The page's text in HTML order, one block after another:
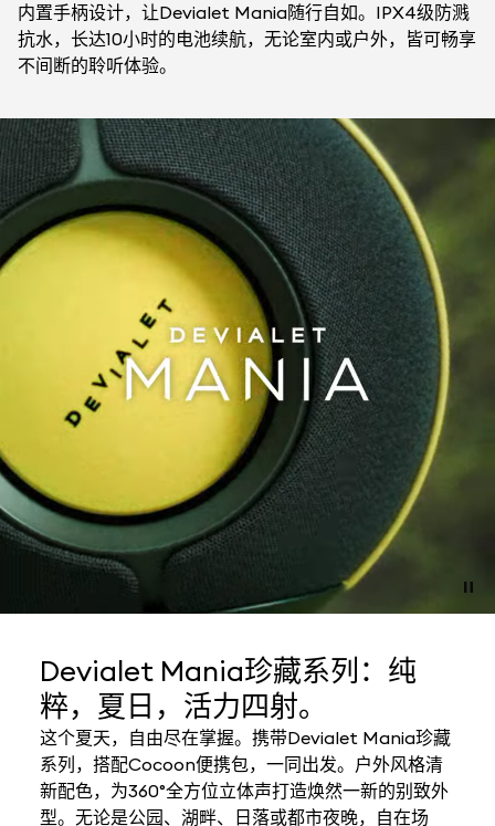
内置手柄设计，让Devialet Mania随行自如。IPX4级防溅
抗水，长达10小时的电池续航，无论室内或户外，皆可畅享
不间断的聆听体验。
Devialet Mania珍藏系列：纯
粹，夏日，活力四射。
这个夏天，自由尽在掌握。携带Devialet Mania珍藏
系列，搭配Cocoon便携包，一同出发。户外风格清
新配色，为360°全方位立体声打造焕然一新的别致外
型。无论是公园、湖畔、日落或都市夜晚，自在场